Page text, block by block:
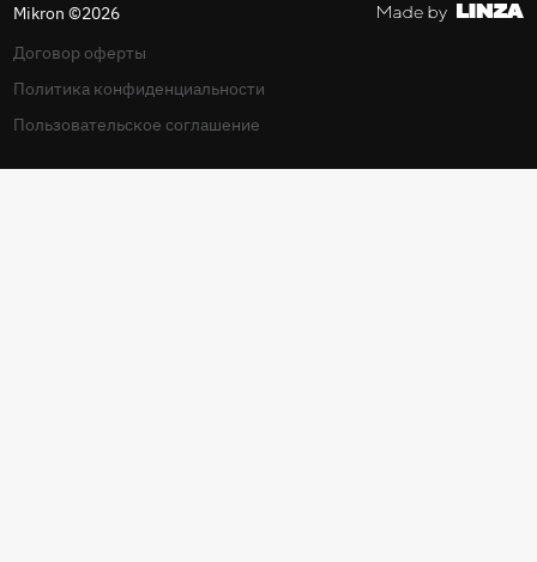
Mikron ©2026
Договор оферты
Политика конфиденциальности
Пользовательское соглашение